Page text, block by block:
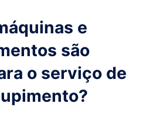
e
são
o serviço de